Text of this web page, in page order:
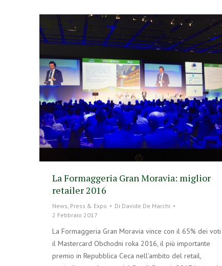
La Formaggeria Gran Moravia: miglior
retailer 2016
News, Press & Expo Di Davide De Marchi
2 Febbraio 2017
La Formaggeria Gran Moravia vince con il 65% dei voti
il Mastercard Obchodni roka 2016, il più importante
premio in Repubblica Ceca nell’ambito del retail,